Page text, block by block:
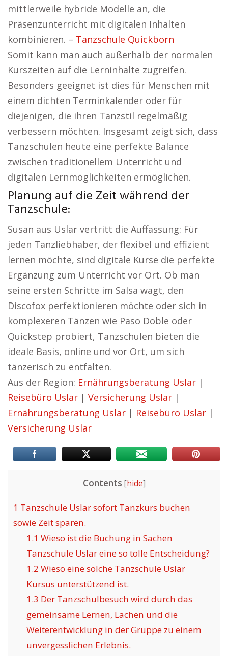
mittlerweile hybride Modelle an, die
Präsenzunterricht mit digitalen Inhalten
kombinieren. – Tanzschule Quickborn
Somit kann man auch außerhalb der normalen
Kurszeiten auf die Lerninhalte zugreifen.
Besonders geeignet ist dies für Menschen mit
einem dichten Terminkalender oder für
diejenigen, die ihren Tanzstil regelmäßig
verbessern möchten. Insgesamt zeigt sich, dass
Tanzschulen heute eine perfekte Balance
zwischen traditionellem Unterricht und
digitalen Lernmöglichkeiten ermöglichen.
Planung auf die Zeit während der
Tanzschule:
Susan aus Uslar vertritt die Auffassung: Für
jeden Tanzliebhaber, der flexibel und effizient
lernen möchte, sind digitale Kurse die perfekte
Ergänzung zum Unterricht vor Ort. Ob man
seine ersten Schritte im Salsa wagt, den
Discofox perfektionieren möchte oder sich in
komplexeren Tänzen wie Paso Doble oder
Quickstep probiert, Tanzschulen bieten die
ideale Basis, online und vor Ort, um sich
tänzerisch zu entfalten.
Aus der Region: Ernährungsberatung Uslar |
Reisebüro Uslar | Versicherung Uslar |
Ernährungsberatung Uslar | Reisebüro Uslar |
Versicherung Uslar
Contents [hide]
1 Tanzschule Uslar sofort Tanzkurs buchen
sowie Zeit sparen.
1.1 Wieso ist die Buchung in Sachen
Tanzschule Uslar eine so tolle Entscheidung?
1.2 Wieso eine solche Tanzschule Uslar
Kursus unterstützend ist.
1.3 Der Tanzschulbesuch wird durch das
gemeinsame Lernen, Lachen und die
Weiterentwicklung in der Gruppe zu einem
unvergesslichen Erlebnis.